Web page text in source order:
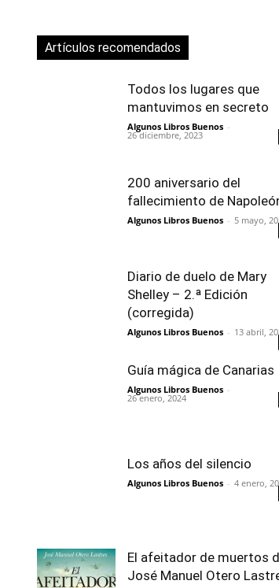
Artículos recomendados
Todos los lugares que
mantuvimos en secreto
Algunos Libros Buenos -
26 diciembre, 2023
200 aniversario del
fallecimiento de
Algunos Libros Buenos - 5 mayo,
Diario de duelo de Mary
Shelley – 2.ª Edición
(corregida)
Algunos Libros Buenos - 13 abril,
Guía mágica de Canarias
Algunos Libros Buenos -
26 enero, 2024
Los años del silencio
Algunos Libros Buenos - 4 enero,
El afeitador de muertos
José Manuel Otero